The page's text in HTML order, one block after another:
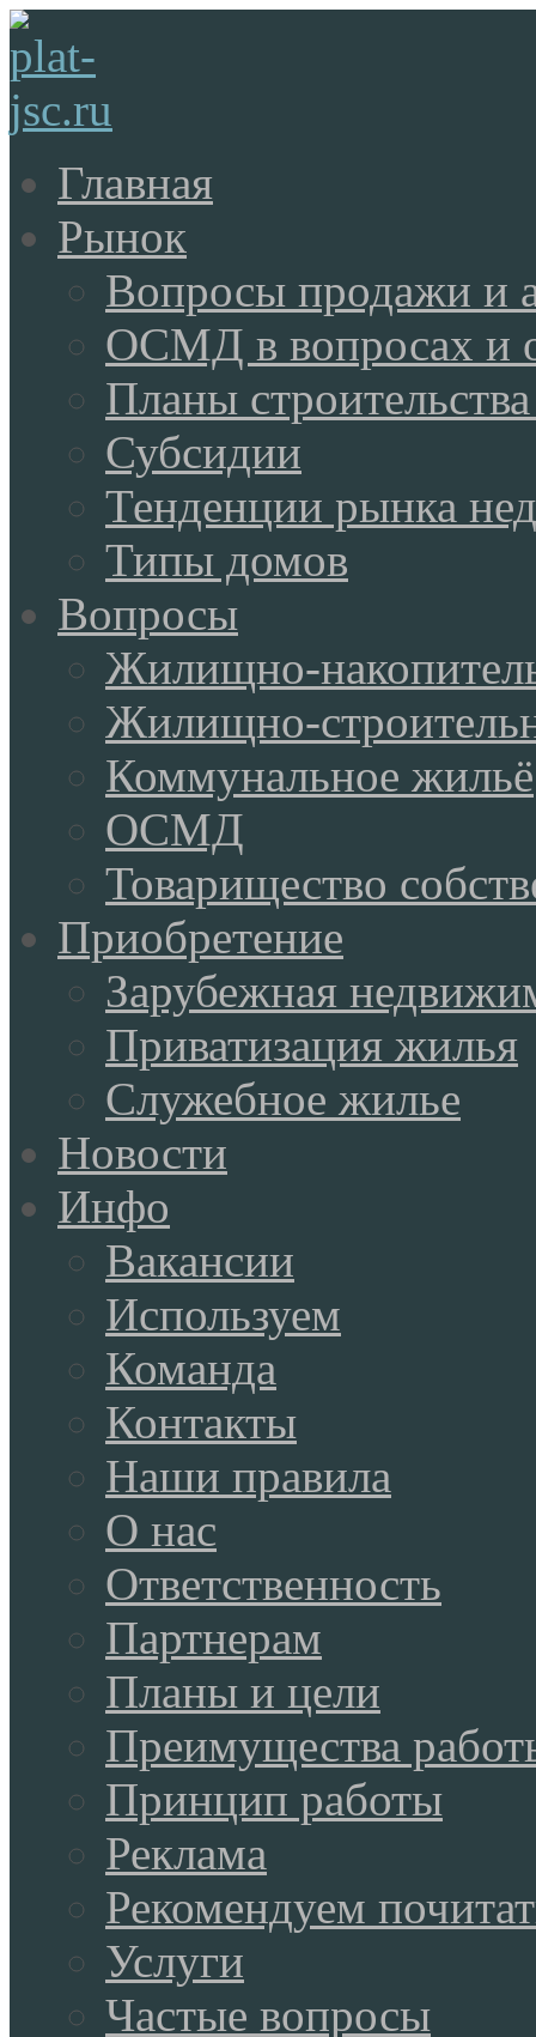
Главная
Рынок
Вопросы продажи и
ОСМД в вопросах и
Планы
Субсидии
Тенденции рынка
Типы домов
Вопросы
Жилищно-
Жилищно-
Коммунальное жильё
ОСМД
Товарищество
Приобретение
Зарубежная
Приватизация жилья
Служебное жилье
Новости
Инфо
Вакансии
Используем
Команда
Контакты
Наши правила
О нас
Ответственность
Партнерам
Планы и цели
Преимущества
Принцип работы
Реклама
Рекомендуем
Услуги
Частые вопросы